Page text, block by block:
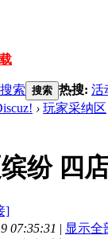
搜索 搜索 热搜: 活
› 玩家采纳区
纷 四
]
07:35:31 | 显示全